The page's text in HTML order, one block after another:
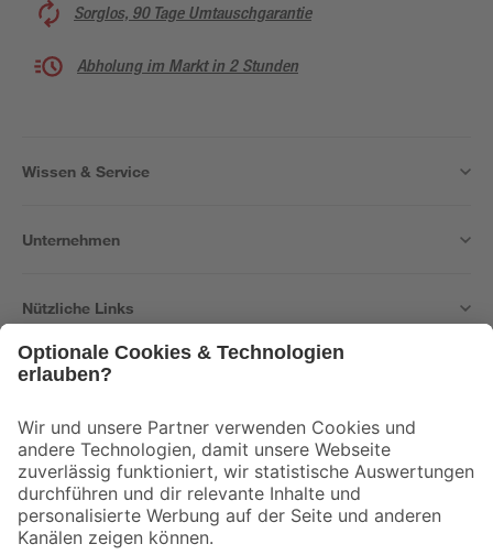
Sorglos, 90 Tage Umtauschgarantie
Abholung im Markt in 2 Stunden
Wissen & Service
Unternehmen
Nützliche Links
Der toom Newsletter: Keine Angebote und Aktionen mehr verpassen!
Zur Newsletter Anmeldung
Folge uns